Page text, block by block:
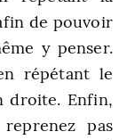
de pouvoir
y penser.
répétant le
droite. Enfin,
pas